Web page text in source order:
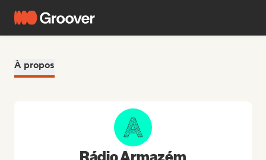
À propos
Rádio Armazém